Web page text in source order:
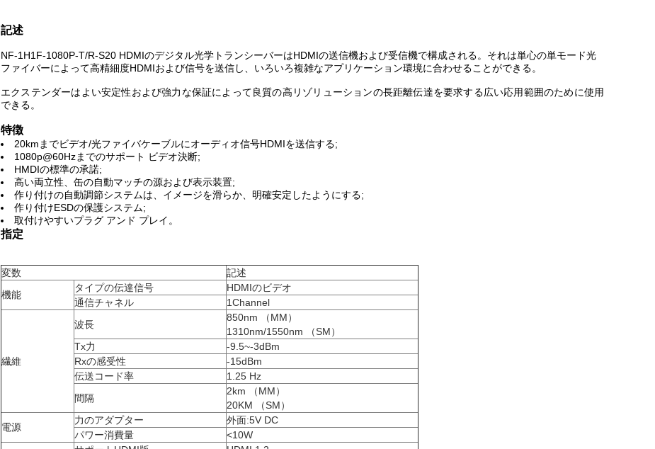
記述
NF-1H1F-1080P-T/R-S20 HDMIのデジタル光学トランシーバーはHDMIの送信機および受信機で構成される。それは単心の単モード光
ファイバーによって高精細度HDMIおよび信号を送信し、いろいろ複雑なアプリケーション環境に合わせることができる。
エクステンダーはよい安定性および強力な保証によって良質の高リゾリューションの長距離伝達を要求する広い応用範囲のために使用
できる。
特徴
20kmまでビデオ/光ファイバケーブルにオーディオ信号HDMIを送信する;
1080p@60Hzまでのサポート ビデオ決断;
HMDIの標準の承諾;
高い両立性、缶の自動マッチの源および表示装置;
作り付けの自動調節システムは、イメージを滑らか、明確安定したようにする;
作り付けESDの保護システム;
取付けやすいプラグ アンド プレイ。
指定
変数
記述
機能
タイプの伝達信号
HDMIのビデオ
通信チャネル
1Channel
繊維
波長
850nm （MM）
1310nm/1550nm （SM）
Tx力
-9.5~-3dBm
Rxの感受性
-15dBm
伝送コード率
1.25 Hz
間隔
2km （MM）
20KM （SM）
電源
力のアダプター
外面:5V DC
パワー消費量
<10W